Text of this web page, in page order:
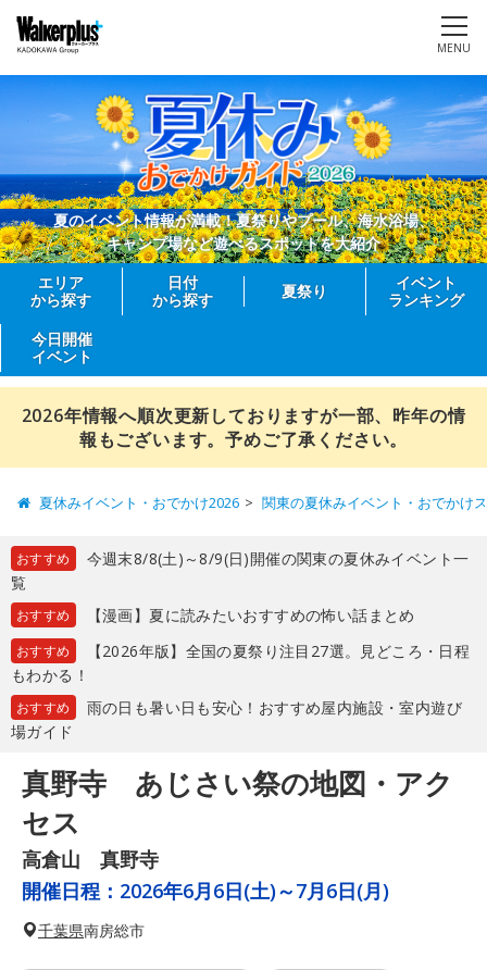
MENU
夏のイベント情報が満載！夏祭りやプール、海水浴場、
キャンプ場など遊べるスポットを大紹介
エリア
から探す
日付
から探す
夏祭り
イベント
ランキング
今日開催
イベント
2026年情報へ順次更新しておりますが一部、昨年の情
報もございます。予めご了承ください。
夏休みイベント・おでかけ2026 関東の夏休みイベント・おでかけ
おすすめ
今週末8/8(土)～8/9(日)開催の関東の夏休みイベント一
覧
おすすめ 【漫画】夏に読みたいおすすめの怖い話まとめ
おすすめ
【2026年版】全国の夏祭り注目27選。見どころ・日程
もわかる！
おすすめ
雨の日も暑い日も安心！おすすめ屋内施設・室内遊び
場ガイド
真野寺 あじさい祭の地図・アク
セス
高倉山 真野寺
開催日程： 2026年6月6日(土)～7月6日(月)
千葉県南房総市